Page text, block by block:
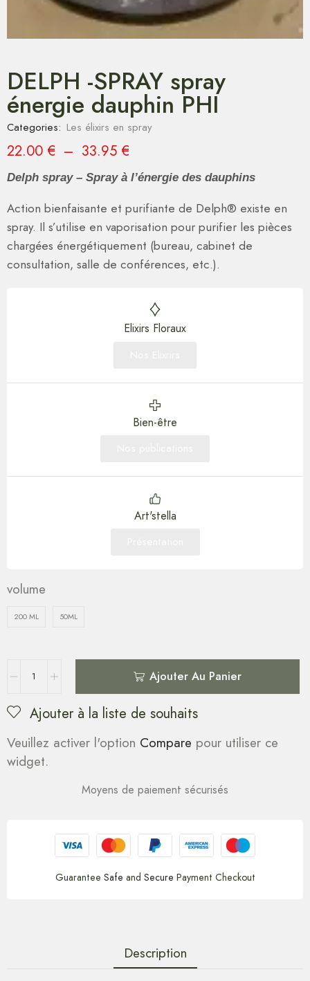
DELPH -SPRAY spray
énergie dauphin PHI
Categories: Les élixirs en spray
22.00 € – 33.95 €
Delph spray – Spray à l’énergie des dauphins
Action bienfaisante et purifiante de Delph® existe en
spray. Il s’utilise en vaporisation pour purifier les pièces
chargées énergétiquement (bureau, cabinet de
consultation, salle de conférences, etc.).
Elixirs Floraux
Bien-être
Art'stella
volume
200 ML 50ML
Ajouter Au Panier
Ajouter à la liste de souhaits
Veuillez activer l'option Compare pour utiliser ce
widget.
Moyens de paiement sécurisés
Guarantee Safe and Secure Payment Checkout
Description